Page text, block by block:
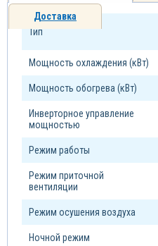
Доставка
Тип
Мощность охлаждения (кВт)
Мощность обогрева (кВт)
Инверторное управление
мощностью
Режим работы
Режим приточной
вентиляции
Режим осушения воздуха
Ночной режим